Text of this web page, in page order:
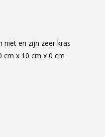
niet en zijn zeer kras
cm x 10 cm x 0 cm